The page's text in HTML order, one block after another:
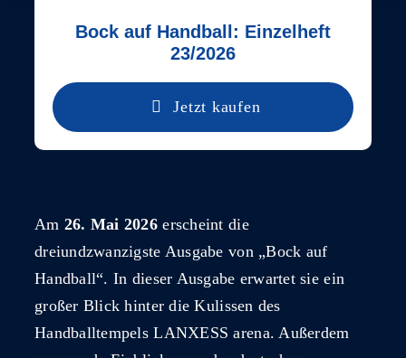
Bock auf Handball: Einzelheft
23/2026
Jetzt kaufen
Am 26. Mai 2026 erscheint die
dreiundzwanzigste Ausgabe von „Bock auf
Handball“. In dieser Ausgabe erwartet sie ein
großer Blick hinter die Kulissen des
Handballtempels LANXESS arena. Außerdem